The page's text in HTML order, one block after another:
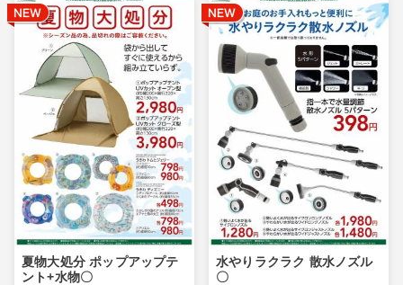
夏物大処分 ポップアップテ
ント+水物〇
水やりラクラク 散水ノズル
〇